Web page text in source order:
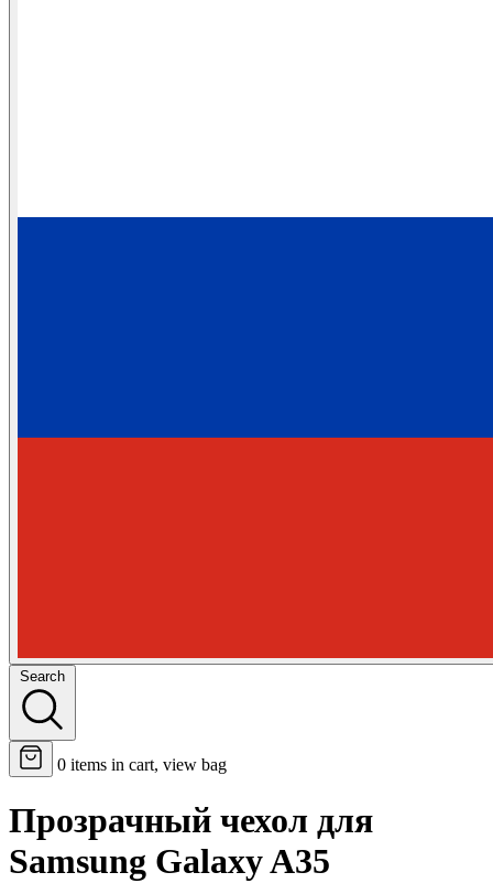
Search
0 items in cart, view bag
Прозрачный чехол для
Samsung Galaxy A35